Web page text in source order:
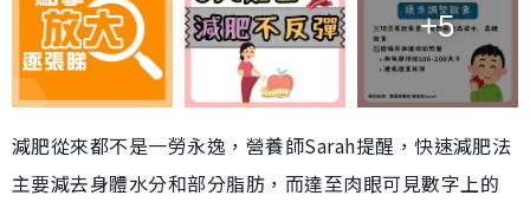
+5
減肥從來都不是一勞永逸，營養師Sarah提醒，快速減肥法
主要減去身體水分和部分脂肪，而達至肉眼可見數字上的